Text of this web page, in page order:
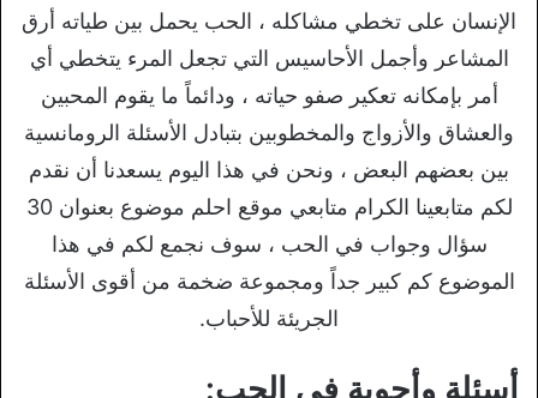
الإنسان على تخطي مشاكله ، الحب يحمل بين طياته أرق
المشاعر وأجمل الأحاسيس التي تجعل المرء يتخطي أي
أمر بإمكانه تعكير صفو حياته ، ودائماً ما يقوم المحبين
والعشاق والأزواج والمخطوبين بتبادل الأسئلة الرومانسية
بين بعضهم البعض ، ونحن في هذا اليوم يسعدنا أن نقدم
لكم متابعينا الكرام متابعي موقع احلم موضوع بعنوان 30
سؤال وجواب في الحب ، سوف نجمع لكم في هذا
الموضوع كم كبير جداً ومجموعة ضخمة من أقوى الأسئلة
الجريئة للأحباب.
أسئلة وأجوبة في الحب: